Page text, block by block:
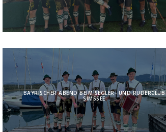
BAYRISCHER ABEND BEIM SEGLER- UND RUDERCLUB
SIMSSEE